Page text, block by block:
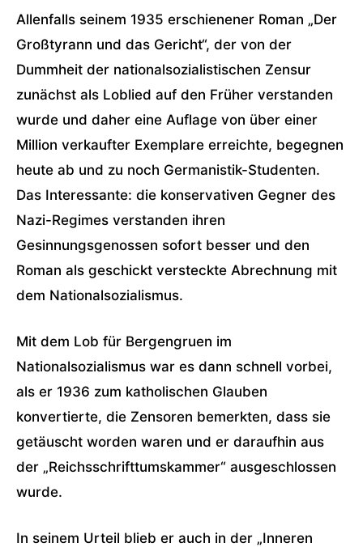
Allenfalls seinem 1935 erschienener Roman „Der
Großtyrann und das Gericht“, der von der
Dummheit der nationalsozialistischen Zensur
zunächst als Loblied auf den Früher verstanden
wurde und daher eine Auflage von über einer
Million verkaufter Exemplare erreichte, begegnen
heute ab und zu noch Germanistik-Studenten.
Das Interessante: die konservativen Gegner des
Nazi-Regimes verstanden ihren
Gesinnungsgenossen sofort besser und den
Roman als geschickt versteckte Abrechnung mit
dem Nationalsozialismus.
Mit dem Lob für Bergengruen im
Nationalsozialismus war es dann schnell vorbei,
als er 1936 zum katholischen Glauben
konvertierte, die Zensoren bemerkten, dass sie
getäuscht worden waren und er daraufhin aus
der „Reichsschrifttumskammer“ ausgeschlossen
wurde.
In seinem Urteil blieb er auch in der „Inneren